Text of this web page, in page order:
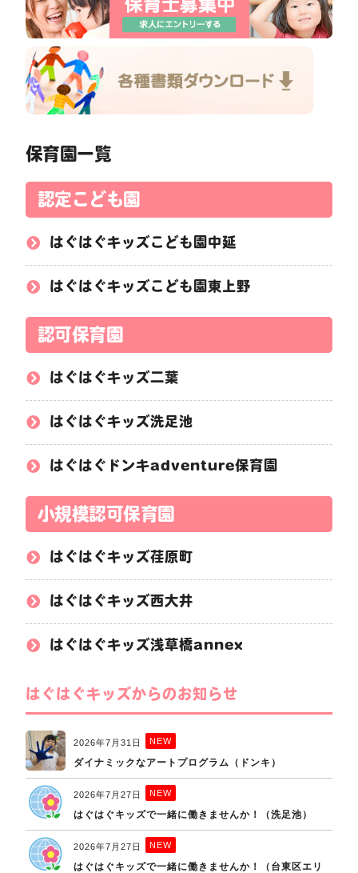
保育園一覧
認定こども園
はぐはぐキッズこども園中延
はぐはぐキッズこども園東上野
認可保育園
はぐはぐキッズ二葉
はぐはぐキッズ洗足池
はぐはぐドンキadventure保育園
小規模認可保育園
はぐはぐキッズ荏原町
はぐはぐキッズ西大井
はぐはぐキッズ浅草橋annex
はぐはぐキッズからのお知らせ
2026年7月31日 NEW
ダイナミックなアートプログラム（ドンキ）
2026年7月27日 NEW
はぐはぐキッズで一緒に働きませんか！（洗足池）
2026年7月27日 NEW
はぐはぐキッズで一緒に働きませんか！（台東区エリ